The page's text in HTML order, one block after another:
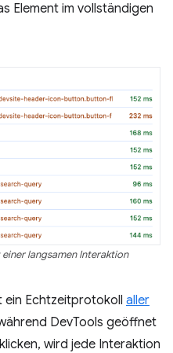
Element im vollständigen
langsamen Interaktion
ein Echtzeitprotokoll aller
DevTools geöffnet
wird jede Interaktion